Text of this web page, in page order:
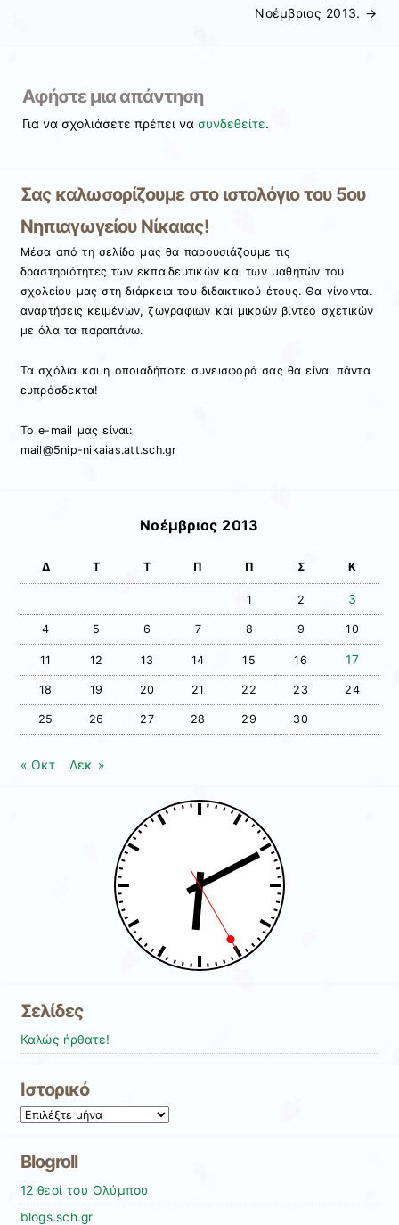
Νοέμβριος 2013. →
Αφήστε μια απάντηση
Για να σχολιάσετε πρέπει νασυνδεθείτε.
Σας καλωσορίζουμε στο ιστολόγιο του 5ου
Νηπιαγωγείου Νίκαιας!
Μέσα από τη σελίδα μας θα παρουσιάζουμε τις
δραστηριότητες των εκπαιδευτικών και των μαθητών του
σχολείου μας στη διάρκεια του διδακτικού έτους. Θα γίνονται
αναρτήσεις κειμένων, ζωγραφιών και μικρών βίντεο σχετικών
με όλα τα παραπάνω.
Τα σχόλια και η οποιαδήποτε συνεισφορά σας θα είναι πάντα
ευπρόσδεκτα!
Το e-mail μας είναι:
mail@5nip-nikaias.att.sch.gr
Νοέμβριος 2013
Δ Τ Τ Π Π Σ Κ
1 2 3
4 5 6 7 8 9 10
11 12 13 14 15 16 17
18 19 20 21 22 23 24
25 26 27 28 29 30
« Οκτ Δεκ »
Σελίδες
Καλώς ήρθατε!
Ιστορικό
Ιστορικό
Blogroll
12 θεοί του Ολύμπου
blogs.sch.gr